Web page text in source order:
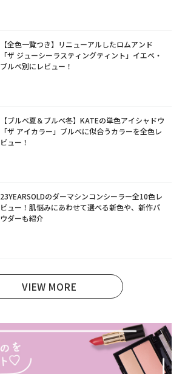
【全色一覧つき】リニューアルしたロムアンド
「ザ ジューシーラスティングティント」イエベ・
ブルベ別にレビュー！
【ブルベ夏＆ブルベ冬】KATEの単色アイシャドウ
「ザ アイカラー」ブルベに似合うカラーを全色レ
ビュー！
23YEARSOLDのダーマシンコンシーラー全10色レ
ビュー！肌悩みにあわせて選べる新色や、新作パ
ウダーも紹介
VIEW MORE